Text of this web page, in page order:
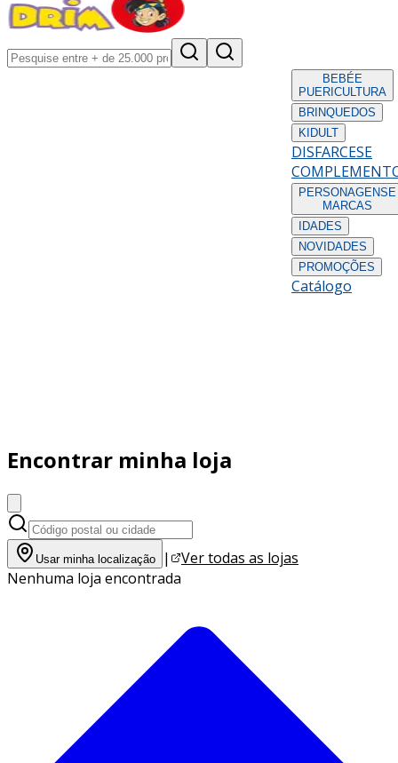
BEBÉE
PUERICULTURA
BRINQUEDOS
KIDULT
DISFARCESE
PERSONAGENS E
MARCAS
IDADES
NOVIDADES
PROMOÇÕES
Catálogo
Encontrar minha loja
Usar minha localização |
Ver todas as lojas
Nenhuma loja encontrada